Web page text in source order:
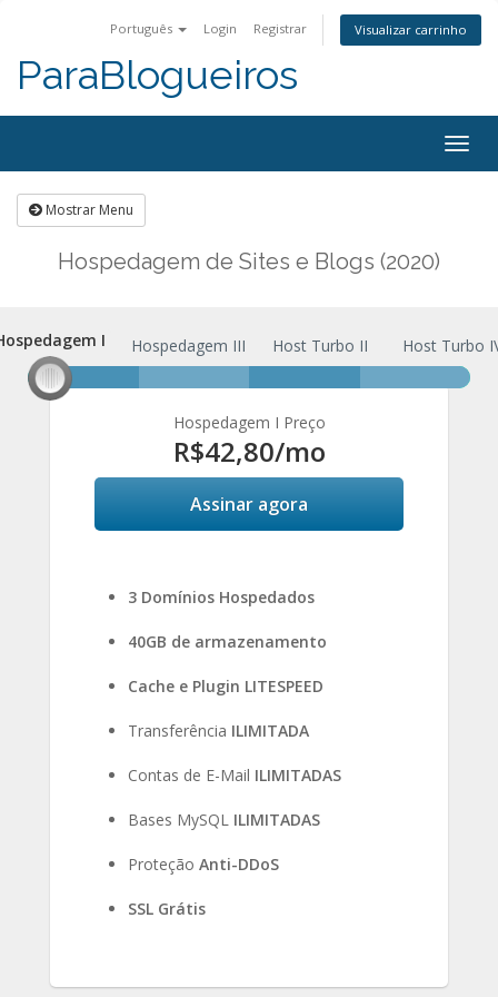
Português Login Registrar Visualizar carrinho
ParaBlogueiros
Mostrar Menu
Hospedagem de Sites e Blogs (2020)
I
Hospedagem I Hospedagem III Host Turbo II Host Turbo
Hospedagem I Preço
R$42,80/mo
Assinar agora
3 Domínios Hospedados
40GB de armazenamento
Cache e Plugin LITESPEED
Transferência ILIMITADA
Contas de E-Mail ILIMITADAS
Bases MySQL ILIMITADAS
Proteção Anti-DDoS
SSL Grátis